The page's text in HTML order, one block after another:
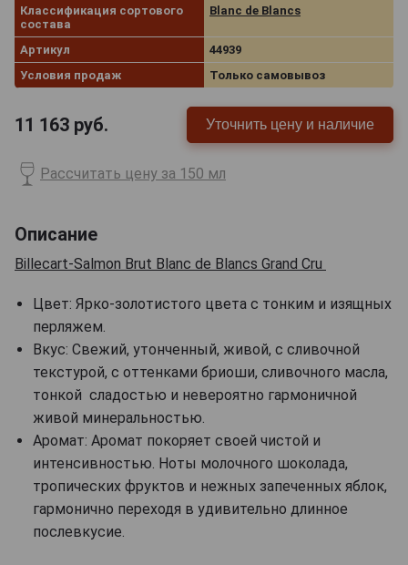
Классификация сортового
состава
Blanc de Blancs
Артикул
44939
Условия продаж
Только самовывоз
11 163 руб. Уточнить цену и наличие
Рассчитать цену за 150 мл
Описание
Billecart-Salmon Brut Blanc de Blancs Grand Cru
Цвет: Ярко-золотистого цвета с тонким и изящных
перляжем.
Вкус: Свежий, утонченный, живой, с сливочной
текстурой, с оттенками бриоши, сливочного масла,
тонкой сладостью и невероятно гармоничной
живой минеральностью.
Аромат: Аромат покоряет своей чистой и
интенсивностью. Ноты молочного шоколада,
тропических фруктов и нежных запеченных яблок,
гармонично переходя в удивительно длинное
послевкусие.